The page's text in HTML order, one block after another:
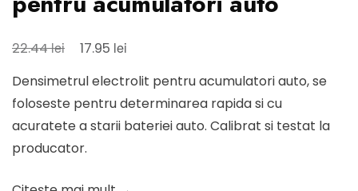
22.44lei
Prețul
a
fost:
22.44 lei.
17.95 lei
este:
17.95 lei.
Densimetrul electrolit pentru acumulatori auto, se
foloseste pentru determinarea rapida si cu
acuratete a starii bateriei auto. Calibrat si testat la
producator.